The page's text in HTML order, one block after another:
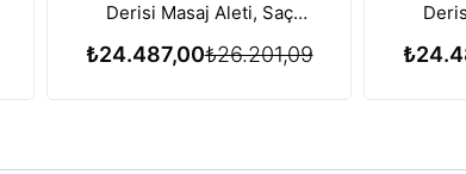
Derisi Masaj Aleti, Saç
Büyümesi için Kırmızı Işık
Terapisi Özelliği - Gold
₺24.487,00₺26.201,09